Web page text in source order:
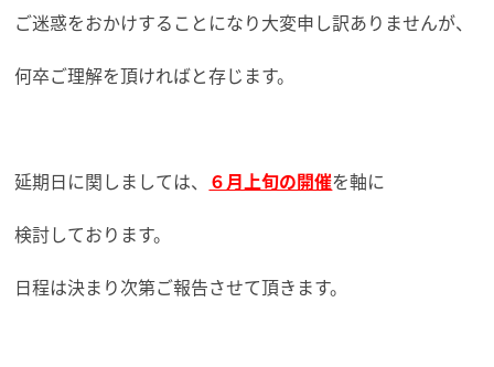
ご迷惑をおかけすることになり大変申し訳ありませんが、
何卒ご理解を頂ければと存じます。
延期日に関しましては、 ６月上旬の開催を軸に
検討しております。
日程は決まり次第ご報告させて頂きます。